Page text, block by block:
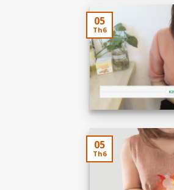
05
Th6
05
Th6